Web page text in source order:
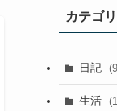
カテゴ
日記
生活